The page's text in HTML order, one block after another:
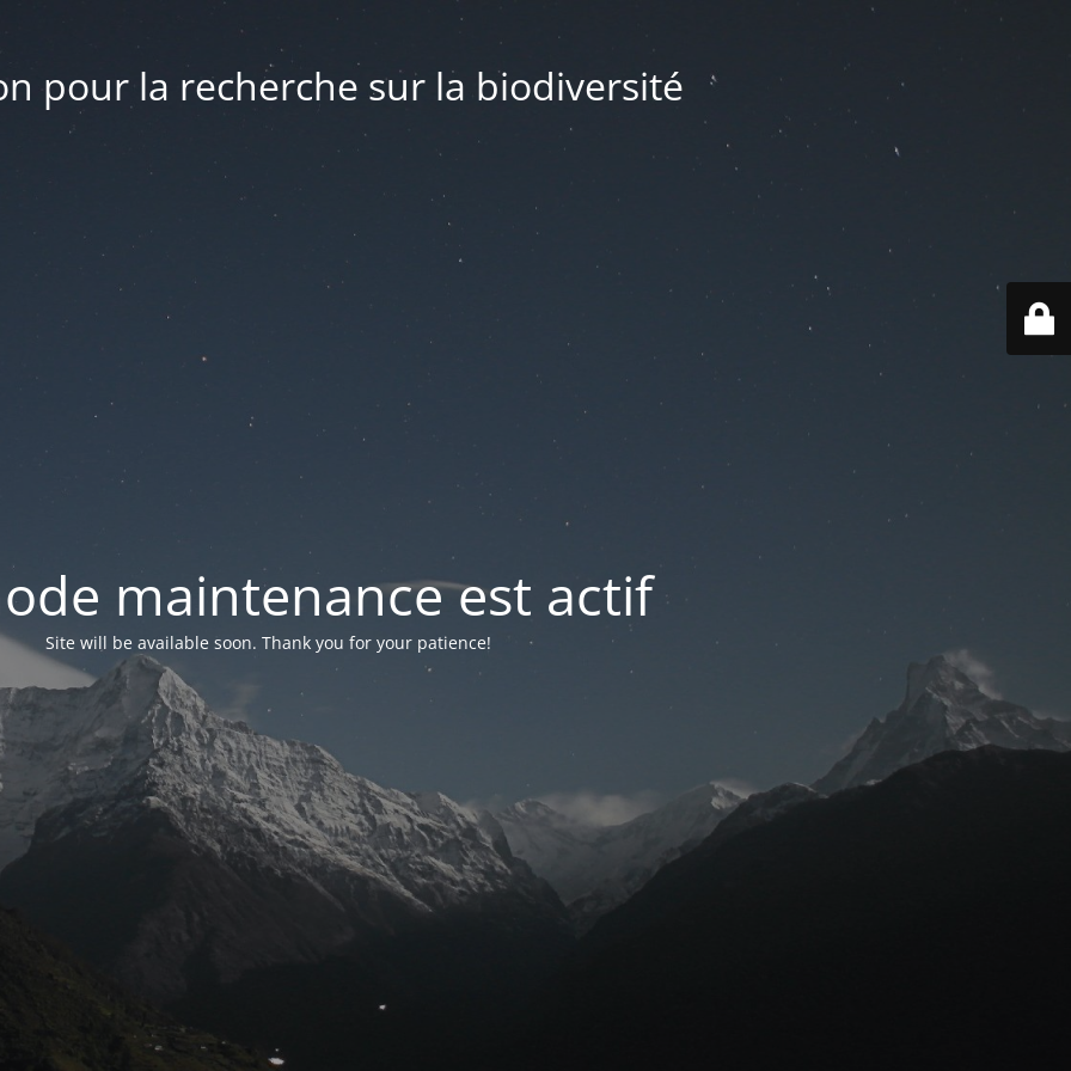
pour la recherche sur la biodiversité
maintenance est actif
Site will be available soon. Thank you for your patience!